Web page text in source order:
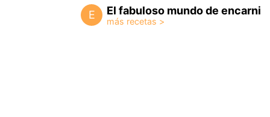
E El fabuloso mundo de encarni